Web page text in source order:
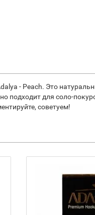
- Peach. Это
для соло-
советуем!